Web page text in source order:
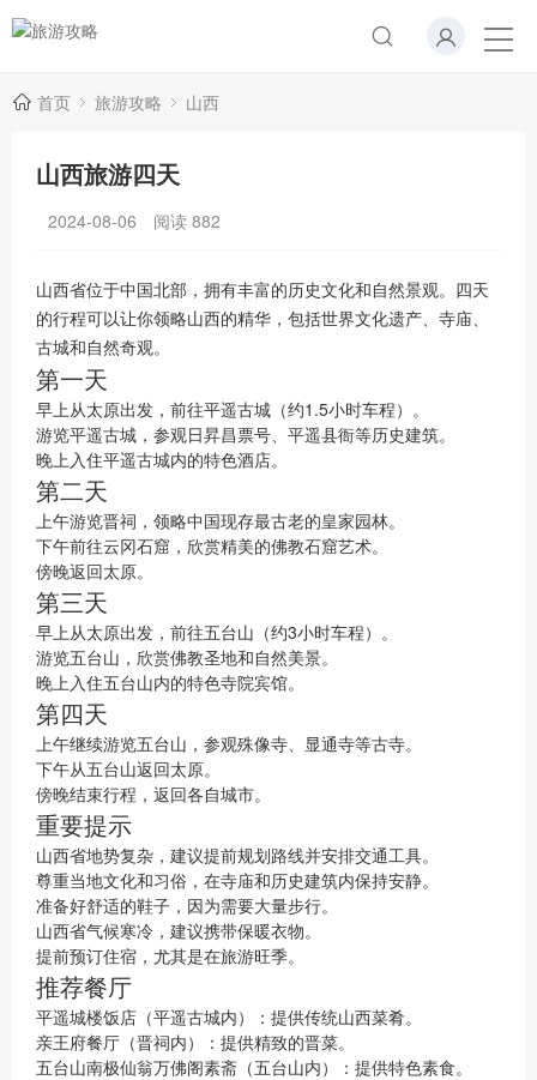
首页 旅游攻略 山西
山西旅游四天
2024-08-06 阅读 882
山西省位于中国北部，拥有丰富的历史文化和自然景观。四天
的行程可以让你领略山西的精华，包括世界文化遗产、寺庙、
古城和自然奇观。
第一天
早上从太原出发，前往平遥古城（约1.5小时车程）。
游览平遥古城，参观日昇昌票号、平遥县衙等历史建筑。
晚上入住平遥古城内的特色酒店。
第二天
上午游览晋祠，领略中国现存最古老的皇家园林。
下午前往云冈石窟，欣赏精美的佛教石窟艺术。
傍晚返回太原。
第三天
早上从太原出发，前往五台山（约3小时车程）。
游览五台山，欣赏佛教圣地和自然美景。
晚上入住五台山内的特色寺院宾馆。
第四天
上午继续游览五台山，参观殊像寺、显通寺等古寺。
下午从五台山返回太原。
傍晚结束行程，返回各自城市。
重要提示
山西省地势复杂，建议提前规划路线并安排交通工具。
尊重当地文化和习俗，在寺庙和历史建筑内保持安静。
准备好舒适的鞋子，因为需要大量步行。
山西省气候寒冷，建议携带保暖衣物。
提前预订住宿，尤其是在旅游旺季。
推荐餐厅
平遥城楼饭店（平遥古城内）：提供传统山西菜肴。
亲王府餐厅（晋祠内）：提供精致的晋菜。
五台山南极仙翁万佛阁素斋（五台山内）：提供特色素食。